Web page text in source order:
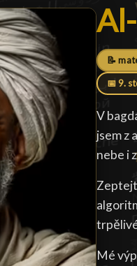
📝
📅 9.
V
jsem z
nebe i
Mé